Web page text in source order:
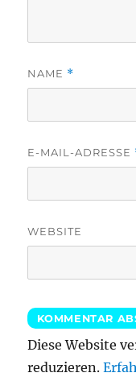
NAME *
E-MAIL-ADRESSE
WEBSITE
Diese Website
reduzieren.